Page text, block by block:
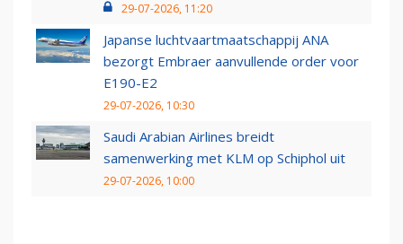
29-07-2026, 11:20
Japanse luchtvaartmaatschappij ANA
bezorgt Embraer aanvullende order voor
E190-E2
29-07-2026, 10:30
Saudi Arabian Airlines breidt
samenwerking met KLM op Schiphol uit
29-07-2026, 10:00